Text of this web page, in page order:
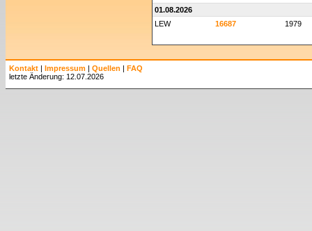
01.08.2026
LEW
16687 1979
Kontakt | Impressum | Quellen | FAQ
letzte Änderung: 12.07.2026